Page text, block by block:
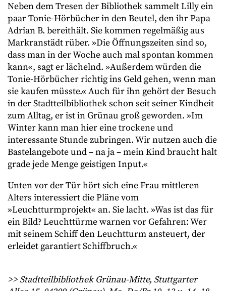
Neben dem Tresen der Bibliothek sammelt Lilly ein
paar Tonie-Hörbücher in den Beutel, den ihr Papa
Adrian B. bereithält. Sie kommen regelmäßig aus
Markranstädt rüber. »Die Öffnungszeiten sind so,
dass man in der Woche auch mal spontan kommen
kann«, sagt er lächelnd. »Außerdem würden die
Tonie-Hörbücher richtig ins Geld gehen, wenn man
sie kaufen müsste.« Auch für ihn gehört der Besuch
in der Stadtteilbibliothek schon seit seiner Kindheit
zum Alltag, er ist in Grünau groß geworden. »Im
Winter kann man hier eine trockene und
interessante Stunde zubringen. Wir nutzen auch die
Bastelangebote und – na ja – mein Kind braucht halt
grade jede Menge geistigen Input.«
Unten vor der Tür hört sich eine Frau mittleren
Alters interessiert die Pläne vom
»Leuchtturmprojekt« an. Sie lacht. »Was ist das für
ein Bild? Leuchttürme warnen vor Gefahren: Wer
mit seinem Schiff den Leuchtturm ansteuert, der
erleidet garantiert Schiffbruch.«
>> Stadtteilbibliothek Grünau-Mitte, Stuttgarter